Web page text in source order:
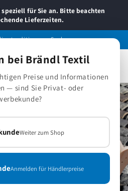
für Sie an. Bitte beachten
Lieferzeiten.
aus Sachsen.
Warenkorb
bei Brändl Textil
Preise und Informationen
— sind Sie Privat- oder
Weiter zum Shop
Anmelden für Händlerpreise